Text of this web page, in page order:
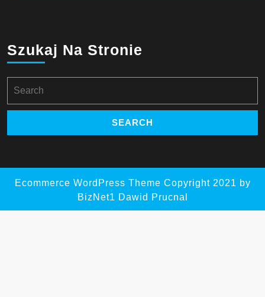
Szukaj Na Stronie
for:
Ecommerce WordPress Theme Copyright 2021 by
BizNet1 Dawid Prucnal
Scroll